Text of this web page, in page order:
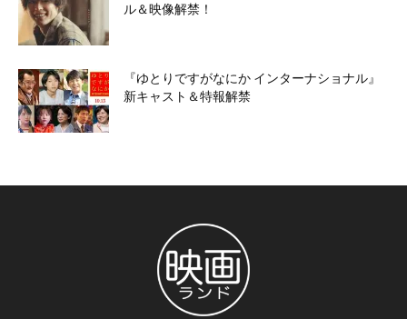
ル＆映像解禁！
『ゆとりですがなにか インターナショナル』
新キャスト＆特報解禁